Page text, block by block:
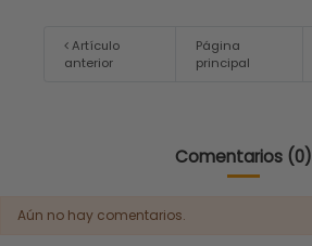
Artículo
anterior
Página
principal
Comentarios (0)
Aún no hay comentarios.